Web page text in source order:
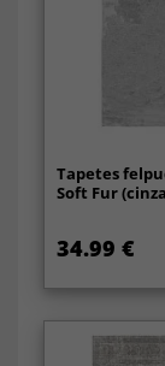
Tapetes
Soft Fur
34.99 €